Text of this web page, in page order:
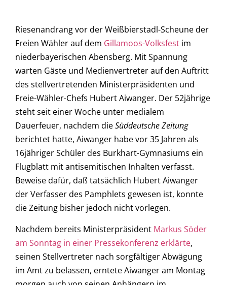
Riesenandrang vor der Weißbierstadl-Scheune der
Freien Wähler auf dem Gillamoos-Volksfest im
niederbayerischen Abensberg. Mit Spannung
warten Gäste und Medienvertreter auf den Auftritt
des stellvertretenden Ministerpräsidenten und
Freie-Wähler-Chefs Hubert Aiwanger. Der 52jährige
steht seit einer Woche unter medialem
Dauerfeuer, nachdem dieSüddeutsche Zeitung
berichtet hatte, Aiwanger habe vor 35 Jahren als
16jähriger Schüler des Burkhart-Gymnasiums ein
Flugblatt mit antisemitischen Inhalten verfasst.
Beweise dafür, daß tatsächlich Hubert Aiwanger
der Verfasser des Pamphlets gewesen ist, konnte
die Zeitung bisher jedoch nicht vorlegen.
Nachdem bereits Ministerpräsident Markus Söder
am Sonntag in einer Pressekonferenz erklärte,
seinen Stellvertreter nach sorgfältiger Abwägung
im Amt zu belassen, erntete Aiwanger am Montag